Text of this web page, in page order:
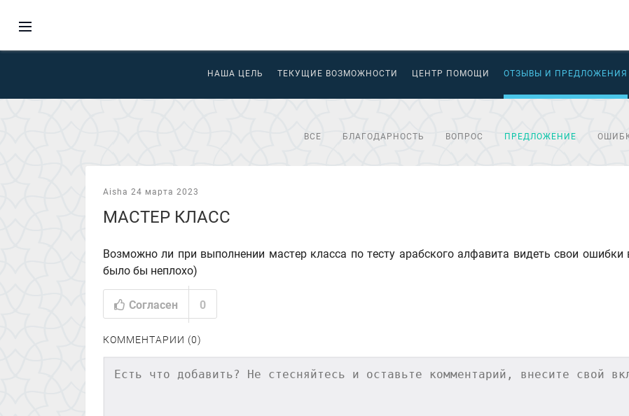
НАША ЦЕЛЬ ТЕКУЩИЕ ВОЗМОЖНОСТИ ЦЕНТР ПОМОЩИ ОТЗЫВЫ И ПРЕДЛОЖЕНИЯ
ВСЕ БЛАГОДАРНОСТЬ ВОПРОС ПРЕДЛОЖЕНИЕ
Aisha 24 марта 2023
МАСТЕР КЛАСС
Возможно ли при выполнении мастер класса по тесту арабского алфавита видеть свои
было бы неплохо)
Согласен 0
КОММЕНТАРИИ (0)